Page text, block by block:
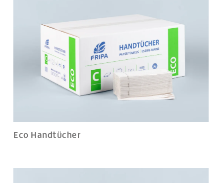
Eco Handtücher